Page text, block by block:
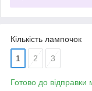
Кількість лампочок
1 2 3
Готово до